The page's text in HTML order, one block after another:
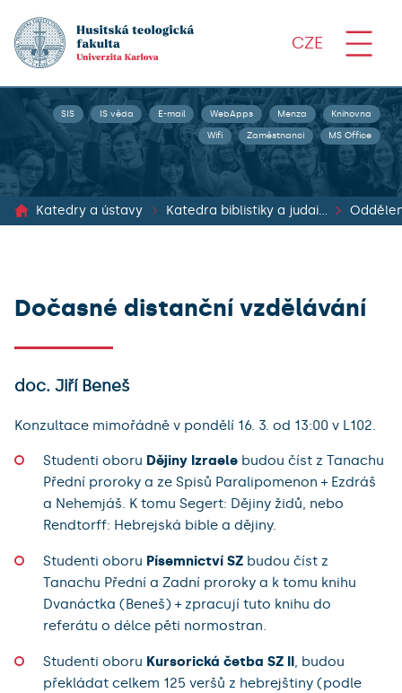
CZE
SIS IS věda E-mail WebApps Menza Knihovna
Wifi Zaměstnanci MS Office
Katedry a ústavy Katedra biblistiky a judaistiky
Dočasné distanční vzdělávání
doc. Jiří Beneš
Konzultace mimořádně v pondělí 16. 3. od 13:00 v L102.
Studenti oboru Dějiny Izraele budou číst z Tanachu
Přední proroky a ze Spisů Paralipomenon + Ezdráš
a Nehemjáš. K tomu Segert: Dějiny židů, nebo
Rendtorff: Hebrejská bible a dějiny.
Studenti oboru Písemnictví SZ budou číst z
Tanachu Přední a Zadní proroky a k tomu knihu
Dvanáctka (Beneš) + zpracují tuto knihu do
referátu o délce pěti normostran.
Studenti oboru Kursorická četba SZ II, budou
překládat celkem 125 veršů z hebrejštiny (podle